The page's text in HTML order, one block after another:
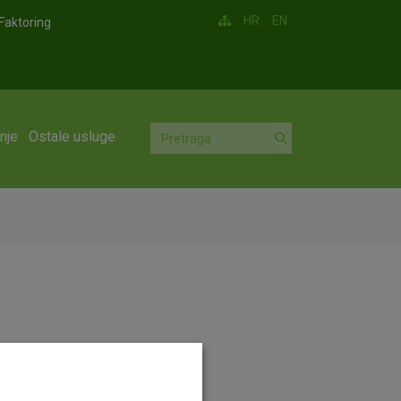
Faktoring HR EN
Ostale usluge